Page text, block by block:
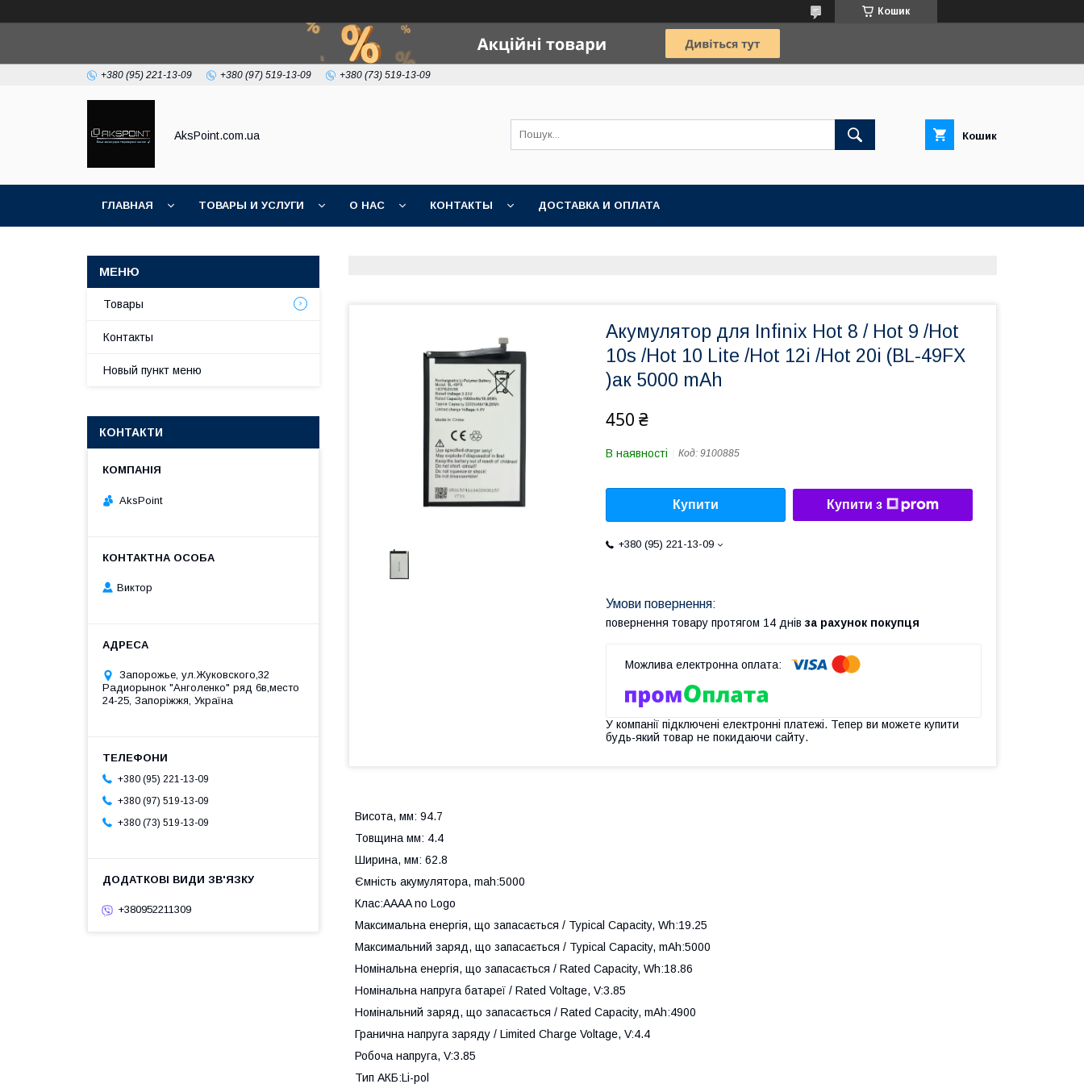
Кошик
+380 (95) 221-13-09 +380 (97) 519-13-09 +380 (73) 519-13-09
AksPoint.com.ua Кошик
ГЛАВНАЯ ТОВАРЫ И УСЛУГИ О НАС КОНТАКТЫ ДОСТАВКА И ОПЛАТА
Акумулятор для Infinix Hot 8 / Hot 9 /Hot
10s /Hot 10 Lite /Hot 12i /Hot 20i (BL-49FX
)ак 5000 mAh
450 ₴
В наявності Код: 9100885
Купити Купити з
+380 (95) 221-13-09
повернення товару протягом 14 днів за рахунок покупця
У компанії підключені електронні платежі. Тепер ви можете купити
будь-який товар не покидаючи сайту.
Висота, мм: 94.7
Товщина мм: 4.4
Ширина, мм: 62.8
Ємність акумулятора, mah:5000
Клас:AAAA no Logo
Максимальна енергія, що запасається / Typical Capacity, Wh:19.25
Максимальний заряд, що запасається / Typical Capacity, mAh:5000
Номінальна енергія, що запасається / Rated Capacity, Wh:18.86
Номінальна напруга батареї / Rated Voltage, V:3.85
Номінальний заряд, що запасається / Rated Capacity, mAh:4900
Гранична напруга заряду / Limited Charge Voltage, V:4.4
Робоча напруга, V:3.85
Тип АКБ:Li-pol
Товары
Контакты
Новый пункт меню
КОНТАКТИ
AksPoint
Виктор
Запорожье, ул.Жуковского,32
Радиорынок "Анголенко" ряд 6в,место
24-25, Запоріжжя, Україна
+380 (95) 221-13-09
+380 (97) 519-13-09
+380 (73) 519-13-09
+380952211309